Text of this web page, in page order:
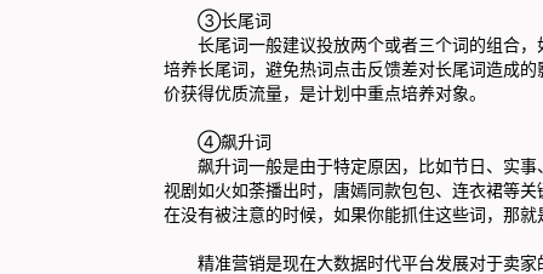
③长尾词
长尾词一般建议投放两个或者三个词的组合，
培养长尾词，避免热词点击反馈差对长尾词造成
价获得优质流量，是计划中重点培养对象。
④飙升词
飙升词一般是由于特定原因，比如节日、实事
视剧如火如荼播出时，唐嫣同款包包、连衣裙等
在没有被注意的时候，如果你能抓住这些词，那
精准营销是现在大数据时代平台发展对于卖家